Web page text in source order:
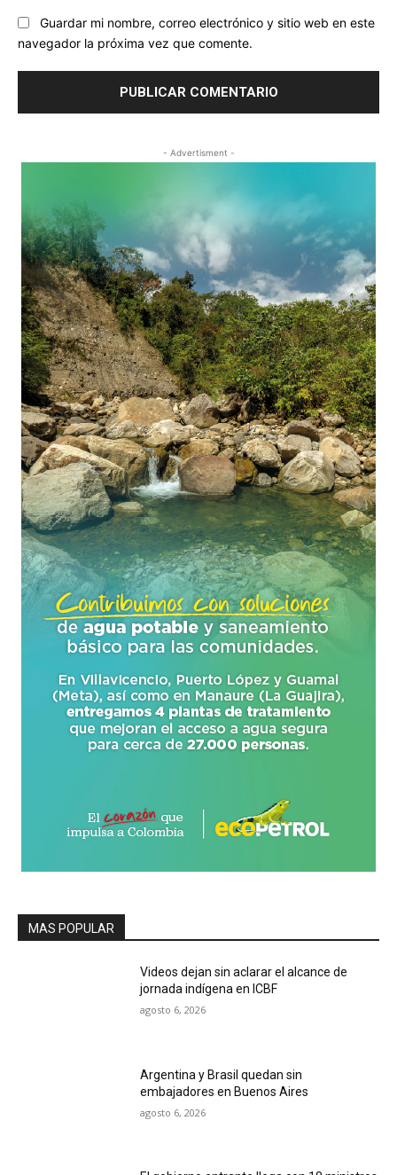
Guardar mi nombre, correo electrónico y sitio web en este
navegador la próxima vez que comente.
- Advertisment -
MAS POPULAR
Videos dejan sin aclarar el alcance de
jornada indígena en ICBF
agosto 6, 2026
Argentina y Brasil quedan sin
embajadores en Buenos Aires
agosto 6, 2026